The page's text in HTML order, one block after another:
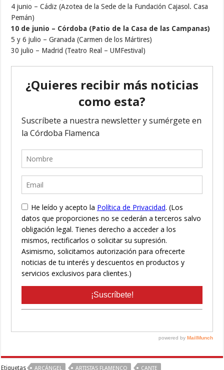
4 junio – Cádiz (Azotea de la Sede de la Fundación Cajasol. Casa
Pemán)
10 de junio – Córdoba (Patio de la Casa de las Campanas)
5 y 6 julio – Granada (Carmen de los Mártires)
30 julio – Madrid (Teatro Real – UMFestival)
Etiquetas ARCÁNGEL ARTISTAS FLAMENCO CANTE